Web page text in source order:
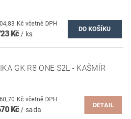
4 504,83 Kč včetně DPH
Kč / ks
GK R8 ONE S2L - KAŠMÍR
6 860,70 Kč včetně DPH
Kč/ sada
DETAIL